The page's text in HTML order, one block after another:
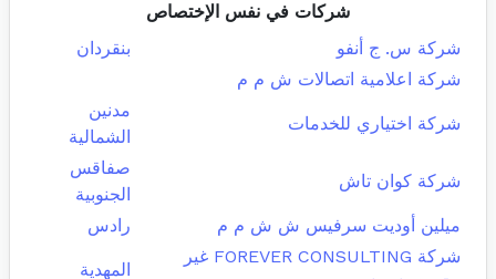
شركات في نفس الإختصاص
شركة س. ج أنفو
بنقردان
شركة اعلامية اتصالات ش م م
شركة اختياري للخدمات
مدنين
الشمالية
شركة كوان تاش
صفاقس
الجنوبية
ميلين أوديت سرفيس ش ش م م
رادس
شركة FOREVER CONSULTING غير
المهدية